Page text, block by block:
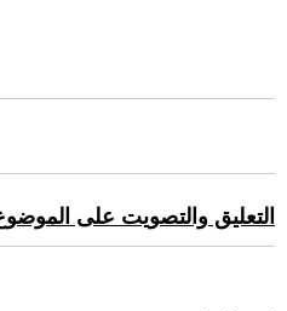
التعليق والتصويت على